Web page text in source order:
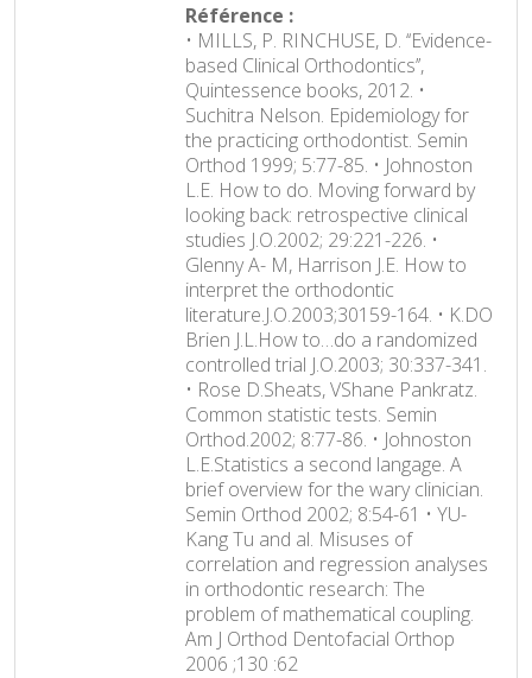
Référence :
• MILLS, P. RINCHUSE, D. ‘‘Evidence-
based Clinical Orthodontics’’,
Quintessence books, 2012. •
Suchitra Nelson. Epidemiology for
the practicing orthodontist. Semin
Orthod 1999; 5:77-85. • Johnoston
L.E. How to do. Moving forward by
looking back: retrospective clinical
studies J.O.2002; 29:221-226. •
Glenny A- M, Harrison J.E. How to
interpret the orthodontic
literature.J.O.2003;30159-164. • K.DO
Brien J.L.How to…do a randomized
controlled trial J.O.2003; 30:337-341.
• Rose D.Sheats, VShane Pankratz.
Common statistic tests. Semin
Orthod.2002; 8:77-86. • Johnoston
L.E.Statistics a second langage. A
brief overview for the wary clinician.
Semin Orthod 2002; 8:54-61 • YU-
Kang Tu and al. Misuses of
correlation and regression analyses
in orthodontic research: The
problem of mathematical coupling.
Am J Orthod Dentofacial Orthop
2006 ;130 :62